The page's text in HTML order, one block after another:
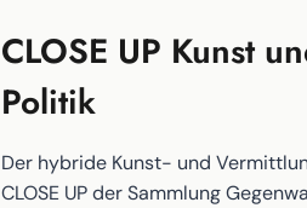
CLOSE UP Kunst
Politik
Der hybride Kunst- und
CLOSE UP der Sammlung